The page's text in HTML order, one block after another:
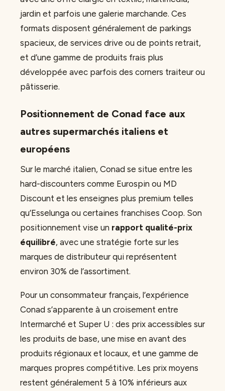
jardin et parfois une galerie marchande. Ces
formats disposent généralement de parkings
spacieux, de services drive ou de points retrait,
et d’une gamme de produits frais plus
développée avec parfois des corners traiteur ou
pâtisserie.
Positionnement de Conad face aux
autres supermarchés italiens et
européens
Sur le marché italien, Conad se situe entre les
hard-discounters comme Eurospin ou MD
Discount et les enseignes plus premium telles
qu’Esselunga ou certaines franchises Coop. Son
positionnement vise un rapport qualité-prix
équilibré, avec une stratégie forte sur les
marques de distributeur qui représentent
environ 30% de l’assortiment.
Pour un consommateur français, l’expérience
Conad s’apparente à un croisement entre
Intermarché et Super U : des prix accessibles sur
les produits de base, une mise en avant des
produits régionaux et locaux, et une gamme de
marques propres compétitive. Les prix moyens
restent généralement 5 à 10% inférieurs aux